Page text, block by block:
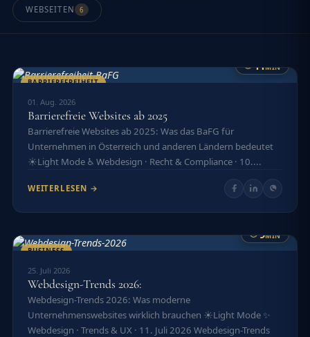
WEBSEITEN 6
BARRIEREFREIHEIT
11MIN
01. Aug. 2026
Barrierefreie Websites ab 2025
Barrierefreie Websites ab 2025: Was das BaFG für
Unternehmen in Österreich und anderen Ländern bedeutet
☀️Light Mode ♿ Webdesign · Recht & Compliance · 10....
WEITERLESEN →
BUSINESS
9MIN
25. Juli 2026
Webdesign-Trends 2026:
Webdesign-Trends 2026: Was moderne
Unternehmenswebsites wirklich brauchen ☀️Light Mode ✨
Webdesign · Trends & UX · 11. Juli 2026 Webdesign-Trends